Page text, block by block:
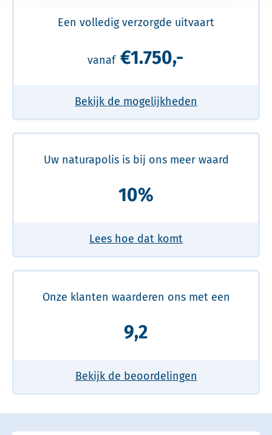
Een volledig verzorgde uitvaart
vanaf €1.750,-
Bekijk de mogelijkheden
Uw naturapolis is bij ons meer waard
10%
Lees hoe dat komt
Onze klanten waarderen ons met een
9,2
Bekijk de beoordelingen